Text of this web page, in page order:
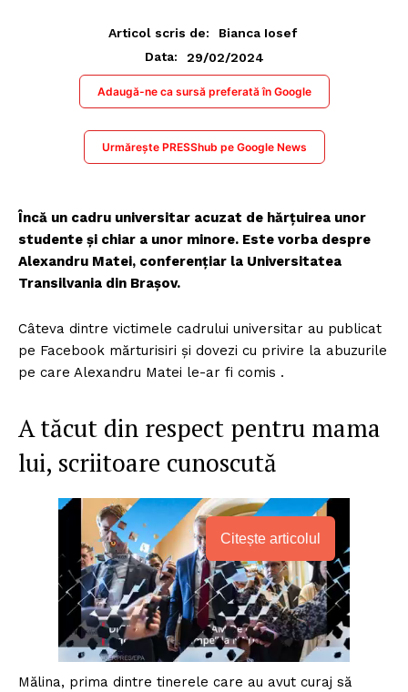
Articol scris de:
Bianca Iosef
Data:
29/02/2024
Adaugă-ne ca sursă preferată în Google
Urmărește PRESShub pe Google News
Încă un cadru universitar acuzat de hărțuirea unor
studente și chiar a unor minore. Este vorba despre
Alexandru Matei, conferențiar la Universitatea
Transilvania din Brașov.
Câteva dintre victimele cadrului universitar au publicat
pe Facebook mărturisiri și dovezi cu privire la abuzurile
pe care Alexandru Matei le-ar fi comis .
A tăcut din respect pentru mama
lui, scriitoare cunoscută
Citește articolul
Mălina, prima dintre tinerele care au avut curaj să